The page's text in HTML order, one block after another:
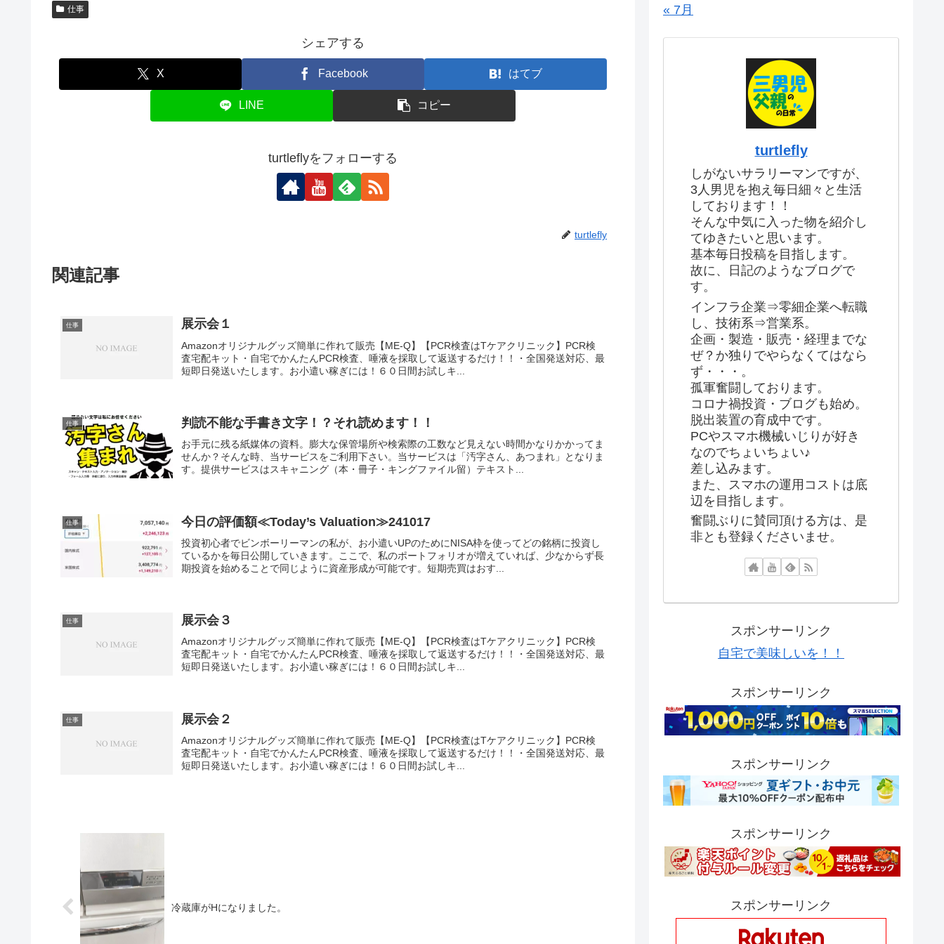
仕事
シェアする
X Facebook はてブ
LINE コピー
turtleflyをフォローする
turtlefly
関連記事
仕事 展示会１
Amazonオリジナルグッズ簡単に作れて販売【ME-Q】【PCR検査はTケアクリニック】PCR検
査宅配キット・自宅でかんたんPCR検査、唾液を採取して返送するだけ！！・全国発送対応、最
短即日発送いたします。お小遣い稼ぎには！６０日間お試しキ...
仕事 判読不能な手書き文字！？それ読めます！！
お手元に残る紙媒体の資料。膨大な保管場所や検索際の工数など見えない時間かなりかかってま
せんか？そんな時、当サービスをご利用下さい。当サービスは「汚字さん、あつまれ」となりま
す。提供サービスはスキャニング（本・冊子・キングファイル留）テキスト...
仕事 今日の評価額≪Today’s Valuation≫241017
投資初心者でビンボーリーマンの私が、お小遣いUPのためにNISA枠を使ってどの銘柄に投資し
ているかを毎日公開していきます。ここで、私のポートフォリオが増えていれば、少なからず長
期投資を始めることで同じように資産形成が可能です。短期売買はおす...
仕事 展示会３
Amazonオリジナルグッズ簡単に作れて販売【ME-Q】【PCR検査はTケアクリニック】PCR検
査宅配キット・自宅でかんたんPCR検査、唾液を採取して返送するだけ！！・全国発送対応、最
短即日発送いたします。お小遣い稼ぎには！６０日間お試しキ...
仕事 展示会２
Amazonオリジナルグッズ簡単に作れて販売【ME-Q】【PCR検査はTケアクリニック】PCR検
査宅配キット・自宅でかんたんPCR検査、唾液を採取して返送するだけ！！・全国発送対応、最
短即日発送いたします。お小遣い稼ぎには！６０日間お試しキ...
冷蔵庫がHになりました。
« 7月
turtlefly
しがないサラリーマンですが、
3人男児を抱え毎日細々と生活
しております！！
そんな中気に入った物を紹介し
てゆきたいと思います。
基本毎日投稿を目指します。
故に、日記のようなブログで
す。
インフラ企業⇒零細企業へ転職
し、技術系⇒営業系。
企画・製造・販売・経理までな
ぜ？か独りでやらなくてはなら
ず・・・。
孤軍奮闘しております。
コロナ禍投資・ブログも始め。
脱出装置の育成中です。
PCやスマホ機械いじりが好き
なのでちょいちょい♪
差し込みます。
また、スマホの運用コストは底
辺を目指します。
奮闘ぶりに賛同頂ける方は、是
非とも登録くださいませ。
スポンサーリンク
自宅で美味しいを！！
スポンサーリンク
スポンサーリンク
スポンサーリンク
スポンサーリンク